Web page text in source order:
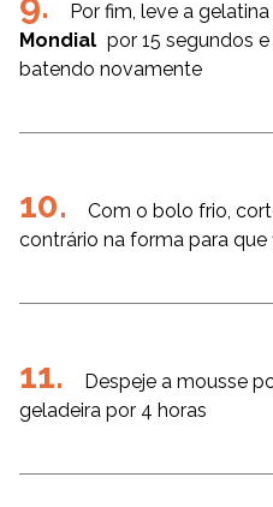
Por fim, leve a
Mondial por 15 segundos
batendo novamente
Com o bolo frio,
contrário na forma para que
Despeje a mousse
geladeira por 4 horas